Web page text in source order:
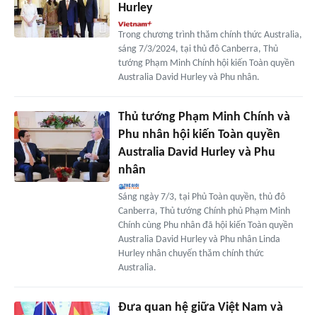
Hurley
Trong chương trình thăm chính thức Australia,
sáng 7/3/2024, tại thủ đô Canberra, Thủ
tướng Phạm Minh Chính hội kiến Toàn quyền
Australia David Hurley và Phu nhân.
Thủ tướng Phạm Minh Chính và
Phu nhân hội kiến Toàn quyền
Australia David Hurley và Phu
nhân
Sáng ngày 7/3, tại Phủ Toàn quyền, thủ đô
Canberra, Thủ tướng Chính phủ Phạm Minh
Chính cùng Phu nhân đã hội kiến Toàn quyền
Australia David Hurley và Phu nhân Linda
Hurley nhân chuyến thăm chính thức
Australia.
Đưa quan hệ giữa Việt Nam và